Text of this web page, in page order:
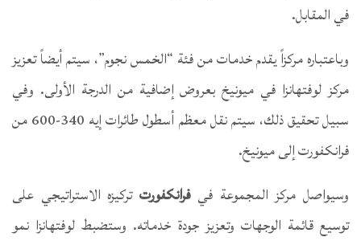
في المقابل.
وباعتباره مركزاً يقدم خدمات من فئة “الخمس نجوم”، سيتم أيضاً تعزيز
مركز لوفتهانزا في ميونيخ بعروض إضافية من الدرجة الأولى. وفي
سبيل تحقيق ذلك، سيتم نقل معظم أسطول طائرات إيه 340-600 من
فرانكفورت إلى ميونيخ.
وسيواصل مركز المجموعة في فرانكفورتتركيزه الاستراتيجي على
توسيع قائمة الوجهات وتعزيز جودة خدماته. وستضبط لوفتهانزا نمو